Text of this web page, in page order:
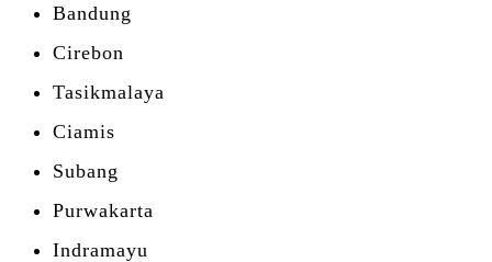
Bandung
Cirebon
Tasikmalaya
Ciamis
Subang
Purwakarta
Indramayu